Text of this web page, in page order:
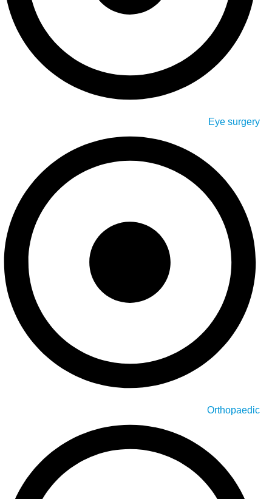
Eye surgery
Orthopaedic